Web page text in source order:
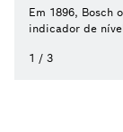
Em 1896, Bosch
indicador de
1 / 3